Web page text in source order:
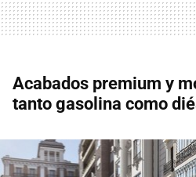
Acabados premium y
tanto gasolina como